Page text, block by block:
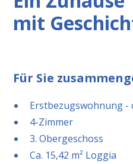
mit
Für Sie
Erstbezugswohnung -
4-Zimmer
3. Obergeschoss
Ca. 15,42 m² Loggia